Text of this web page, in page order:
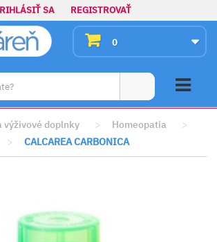
SA REGISTROVAŤ
0
výživové doplnky > Homeopatia
>
> CALCAREA CARBONICA